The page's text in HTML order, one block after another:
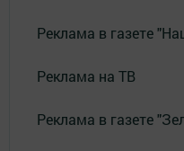
Реклама в газете
Реклама на ТВ
Реклама в газете